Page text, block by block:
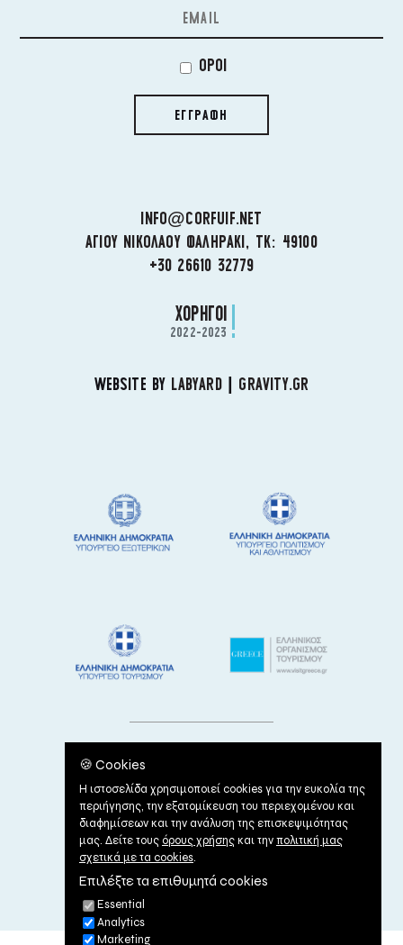
ΟΡΟΙ
ΕΓΓΡΑΦΗ
INFO@CORFUIF.NET
ΑΓΙΟΥ ΝΙΚΟΛΑΟΥ ΦΑΛΗΡΑΚΙ, ΤΚ: 49100
+30 26610 32779
ΧΟΡΗΓΟΙ
2022-2023
WEBSITE BY LABYARD| GRAVITY.GR
🍪 Cookies
Η ιστοσελίδα χρησιμοποιεί cookies για την ευκολία της
περιήγησης, την εξατομίκευση του περιεχομένου και
διαφημίσεων και την ανάλυση της επισκεψιμότητας
μας. Δείτε τους όρους χρήσηςκαι τηνπολιτική μας
σχετικά με τα cookies.
Επιλέξτε τα επιθυμητά cookies
Essential
Analytics
Marketing